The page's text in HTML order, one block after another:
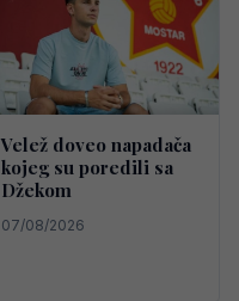
Velež doveo napadača
kojeg su poredili sa
Džekom
07/08/2026